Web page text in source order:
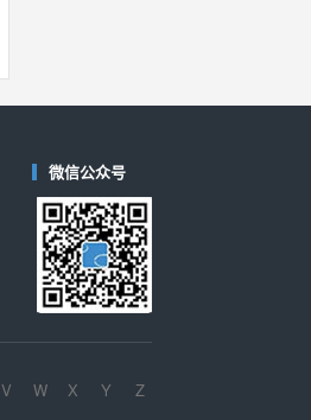
微信公众号
V W X Y Z